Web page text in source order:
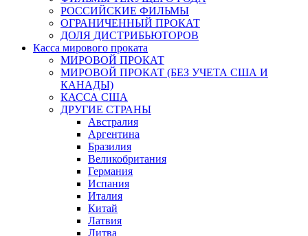
РОССИЙСКИЕ ФИЛЬМЫ
ОГРАНИЧЕННЫЙ ПРОКАТ
ДОЛЯ ДИСТРИБЬЮТОРОВ
Касса мирового проката
МИРОВОЙ ПРОКАТ
МИРОВОЙ ПРОКАТ (БЕЗ УЧЕТА США И
КАНАДЫ)
КАССА США
ДРУГИЕ СТРАНЫ
Австралия
Аргентина
Бразилия
Великобритания
Германия
Испания
Италия
Китай
Латвия
Литва